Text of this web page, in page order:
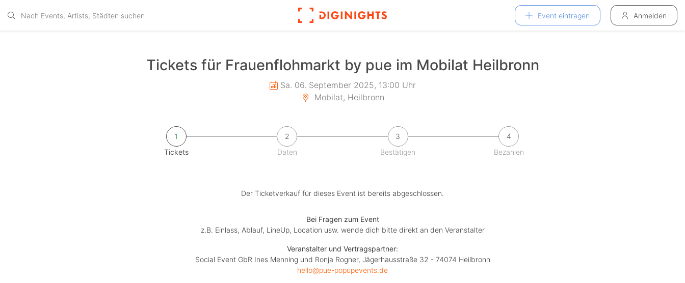
Event eintragen Anmelden
Tickets für Frauenflohmarkt by pue im Mobilat Heilbronn
Sa. 06. September 2025, 13:00 Uhr
Mobilat, Heilbronn
1
Tickets
2
Daten
3
Bestätigen
4
Bezahlen
Der Ticketverkauf für dieses Event ist bereits abgeschlossen.
Bei Fragen zum Event
z.B. Einlass, Ablauf, LineUp, Location usw. wende dich bitte direkt an den Veranstalter
Veranstalter und Vertragspartner:
Social Event GbR Ines Menning und Ronja Rogner, Jägerhausstraße 32 - 74074 Heilbronn
hello@pue-popupevents.de